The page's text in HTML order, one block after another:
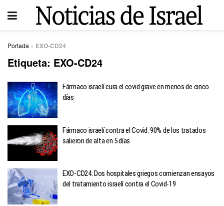
Portada » EXO-CD24
Etiqueta: EXO-CD24
Fármaco israelí cura el covid grave en menos de cinco
días
Fármaco israelí contra el Covid: 90% de los tratados
salieron de alta en 5 días
EXO-CD24: Dos hospitales griegos comienzan ensayos
del tratamiento israelí contra el Covid-19